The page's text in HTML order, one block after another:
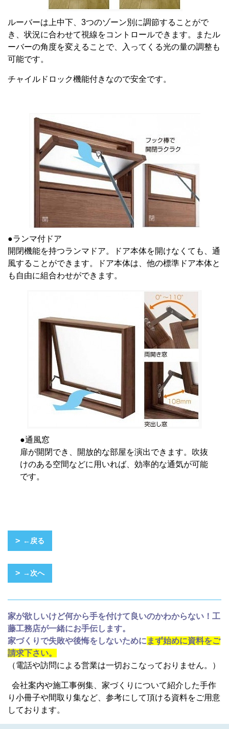
ルーバーは上中下、3つのゾーン別に調節することがで
き、状況に合わせて視線をコントロールできます。またル
ーバーの角度を変えることで、入ってくる光の量の調整も
可能です。
チャイルドロック機能付きなので安全です。
●ランマ付ドア
開閉機能を持つランマドア。ドア本体を開けなくても、通
風することができます。ドア本体は、他の標準ドア本体と
も自由に組合わせができます。
●通風窓
扉が開閉でき、開放的な部屋を演出できます。吹抜
けのある空間などに用いれば、効率的な通気が可能
です。
←戻る
→次へ
家が欲しいけど何から手を付けて良いのかわからない！工
藤工務店が一緒にお手伝します。
家づくりで失敗や後悔をしないために まず始めに資料をご
請求下さい。
（電話や訪問による営業は一切おこなっておりません。）
会社案内や施工事例集、家づくりについて紹介した手作
り小冊子や間取り集など、参考にして頂ける資料をご用意
しております。